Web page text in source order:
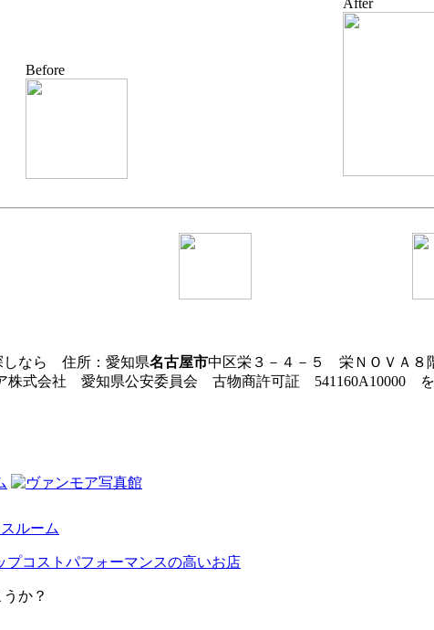
Before
しなら 住所：愛知県名古屋市中区栄３－４－５ 栄ＮＯＶＡ
株式会社 愛知県公安委員会 古物商許可証 541160A10000 を
か？